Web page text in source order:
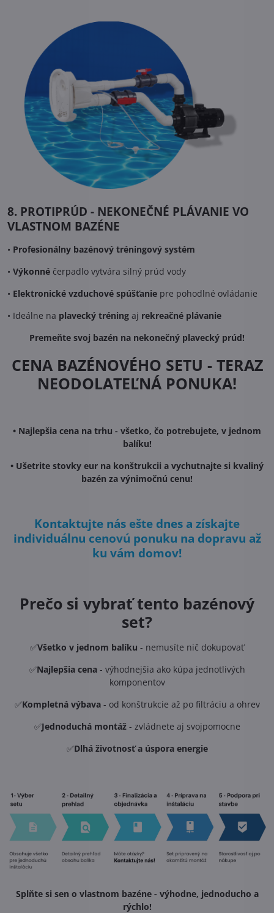
8. PROTIPRÚD - NEKONEČNÉ PLÁVANIE VO
VLASTNOM BAZÉNE
• Profesionálny bazénový tréningový systém
• Výkonné čerpadlo vytvára silný prúd vody
• Elektronické vzduchové spúšťanie pre pohodlné ovládanie
• Ideálne na plavecký tréning aj rekreačné plávanie
Premeňte svoj bazén na nekonečný plavecký prúd!
CENA BAZÉNOVÉHO SETU - TERAZ
NEODOLATEĽNÁ PONUKA!
• Najlepšia cena na trhu - všetko, čo potrebujete, v jednom
balíku!
• Ušetrite stovky eur na konštrukcii a vychutnajte si kvaliný
bazén za výnimočnú cenu!
Kontaktujte nás ešte dnes a získajte
individuálnu cenovú ponuku na dopravu až
ku vám domov!
Prečo si vybrať tento bazénový
set?
✅Všetko v jednom balíku - nemusíte nič dokupovať
✅Najlepšia cena- výhodnejšia ako kúpa jednotlivých
komponentov
✅Kompletná výbava- od konštrukcie až po filtráciu a ohrev
✅Jednoduchá montáž- zvládnete aj svojpomocne
✅Dlhá životnosť a úspora energie
Splňte si sen o vlastnom bazéne - výhodne, jednoducho a
rýchlo!